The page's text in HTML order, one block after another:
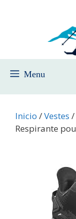
Menu
Inicio /Vestes /
Respirante